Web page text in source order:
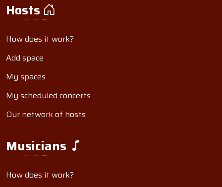
Hosts
How does it work?
Add space
My spaces
My scheduled concerts
Our network of hosts
Musicians
How does it work?